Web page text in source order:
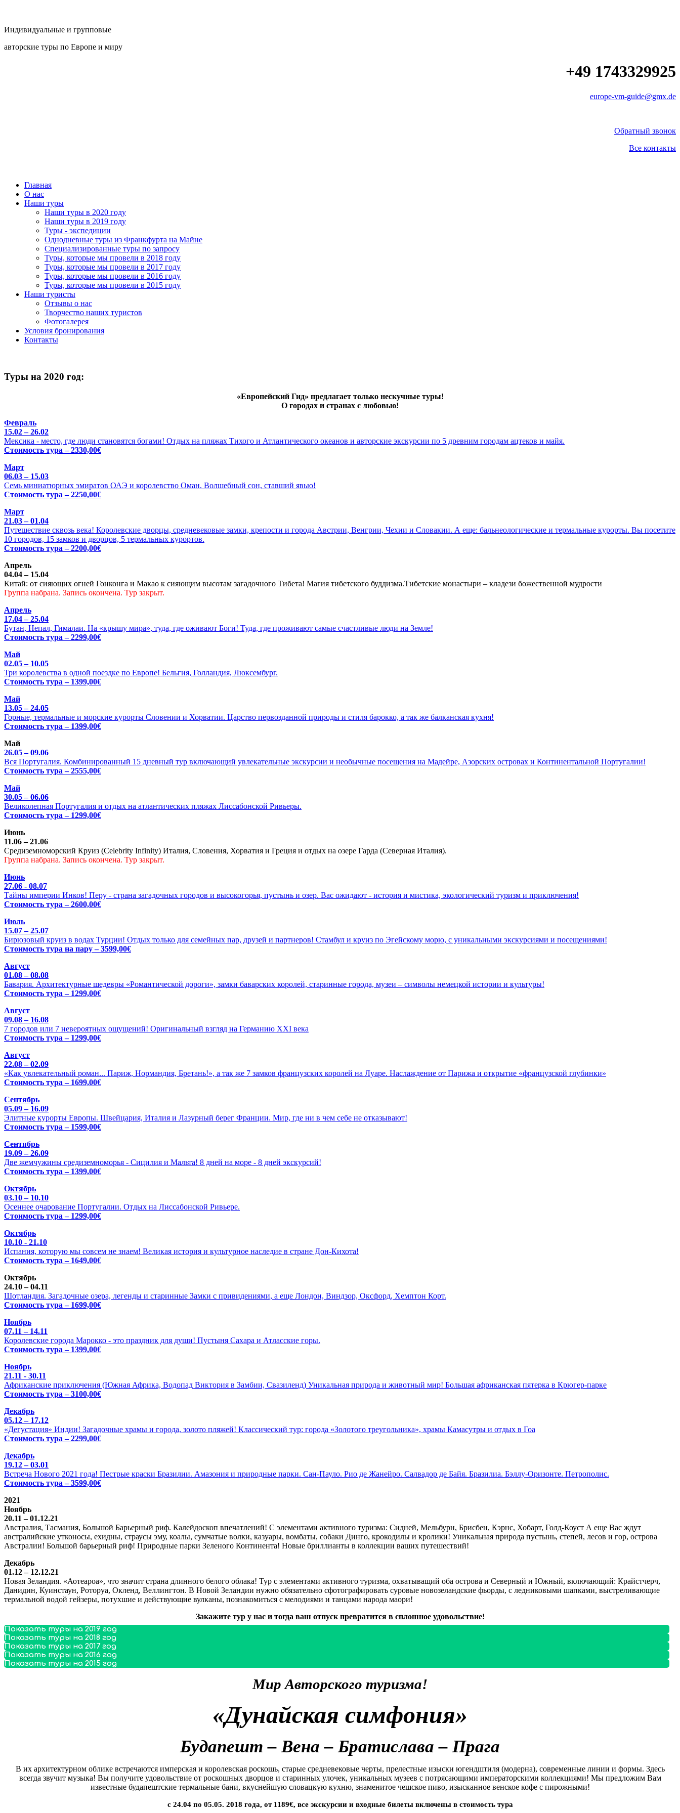
Индивидуальные и групповые
авторские туры по Европе и миру
+49 1743329925
europe-vm-guide@gmx.de
Обратный звонок
Все контакты
Главная
О нас
Наши туры
Наши туры в 2020 году
Наши туры в 2019 году
Туры - экспедиции
Однодневные туры из Франкфурта на Майне
Специализированные туры по запросу
Туры, которые мы провели в 2018 году
Туры, которые мы провели в 2017 году
Туры, которые мы провели в 2016 году
Туры, которые мы провели в 2015 году
Наши туристы
Отзывы о нас
Творчество наших туристов
Фотогалерея
Условия бронирования
Контакты
Туры на 2020 год:
«Европейский Гид» предлагает только нескучные туры!
О городах и странах с любовью!
Февраль
15.02 – 26.02
Мексика - место, где люди становятся богами! Отдых на пляжах Тихого и Атлантического океанов и авторские экскурсии по 5 древним городам ацтеков и майя.
Стоимость тура – 2330,00€
Март
06.03 – 15.03
Семь миниатюрных эмиратов ОАЭ и королевство Оман. Волшебный сон, ставший явью!
Стоимость тура – 2250,00€
Март
21.03 – 01.04
Путешествие сквозь века! Королевские дворцы, средневековые замки, крепости и города Австрии, Венгрии, Чехии и Словакии. А еще: бальнеологические и термальные курорты. Вы посетите
10 городов, 15 замков и дворцов, 5 термальных курортов.
Стоимость тура – 2200,00€
Апрель
04.04 – 15.04
Китай: от сияющих огней Гонконга и Макао к сияющим высотам загадочного Тибета! Магия тибетского буддизма.Тибетские монастыри – кладези божественной мудрости
Группа набрана. Запись окончена. Тур закрыт.
Апрель
17.04 – 25.04
Бутан, Непал, Гималаи. На «крышу мира», туда, где оживают Боги! Туда, где проживают самые счастливые люди на Земле!
Стоимость тура – 2299,00€
Май
02.05 – 10.05
Три королевства в одной поездке по Европе! Бельгия, Голландия, Люксембург.
Стоимость тура – 1399,00€
Май
13.05 – 24.05
Горные, термальные и морские курорты Словении и Хорватии. Царство первозданной природы и стиля барокко, а так же балканская кухня!
Стоимость тура – 1399,00€
Май
26.05 – 09.06
Вся Португалия. Комбинированный 15 дневный тур включающий увлекательные экскурсии и необычные посещения на Мадейре, Азорских островах и Континентальной Португалии!
Стоимость тура – 2555,00€
Май
30.05 – 06.06
Великолепная Португалия и отдых на атлантических пляжах Лиссабонской Ривьеры.
Стоимость тура – 1299,00€
Июнь
11.06 – 21.06
Средиземноморский Круиз (Celebrity Infinity) Италия, Словения, Хорватия и Греция и отдых на озере Гарда (Северная Италия).
Группа набрана. Запись окончена. Тур закрыт.
Июнь
27.06 - 08.07
Тайны империи Инков! Перу - страна загадочных городов и высокогорья, пустынь и озер. Вас ожидают - история и мистика, экологический туризм и приключения!
Стоимость тура – 2600,00€
Июль
15.07 – 25.07
Бирюзовый круиз в водах Турции! Отдых только для семейных пар, друзей и партнеров! Стамбул и круиз по Эгейскому морю, с уникальными экскурсиями и посещениями!
Стоимость тура на пару – 3599,00€
Август
01.08 – 08.08
Бавария. Архитектурные шедевры «Романтической дороги», замки баварских королей, старинные города, музеи – символы немецкой истории и культуры!
Стоимость тура – 1299,00€
Август
09.08 – 16.08
7 городов или 7 невероятных ощущений! Оригинальный взгляд на Германию XXI века
Стоимость тура – 1299,00€
Август
22.08 – 02.09
«Как увлекательный роман... Париж, Нормандия, Бретань!», а так же 7 замков французских королей на Луаре. Наслаждение от Парижа и открытие «французской глубинки»
Стоимость тура – 1699,00€
Сентябрь
05.09 – 16.09
Элитные курорты Европы. Швейцария, Италия и Лазурный берег Франции. Мир, где ни в чем себе не отказывают!
Стоимость тура – 1599,00€
Сентябрь
19.09 – 26.09
Две жемчужины средиземноморья - Сицилия и Мальта! 8 дней на море - 8 дней экскурсий!
Стоимость тура – 1399,00€
Октябрь
03.10 – 10.10
Осеннее очарование Португалии. Отдых на Лиссабонской Ривьере.
Стоимость тура – 1299,00€
Октябрь
10.10 - 21.10
Испания, которую мы совсем не знаем! Великая история и культурное наследие в стране Дон-Кихота!
Стоимость тура – 1649,00€
Октябрь
24.10 – 04.11
Шотландия. Загадочные озера, легенды и старинные Замки с привидениями, а еще Лондон, Виндзор, Оксфорд, Хемптон Корт.
Стоимость тура – 1699,00€
Ноябрь
07.11 – 14.11
Королевские города Марокко - это праздник для души! Пустыня Сахара и Атласские горы.
Стоимость тура – 1399,00€
Ноябрь
21.11 - 30.11
Африканские приключения (Южная Африка, Водопад Виктория в Замбии, Свазиленд) Уникальная природа и животный мир! Большая африканская пятерка в Крюгер-парке
Стоимость тура – 3100,00€
Декабрь
05.12 – 17.12
«Дегустация» Индии! Загадочные храмы и города, золото пляжей! Классический тур: города «Золотого треугольника», храмы Камасутры и отдых в Гоа
Стоимость тура – 2299,00€
Декабрь
19.12 – 03.01
Встреча Нового 2021 года! Пестрые краски Бразилии. Амазония и природные парки. Сан-Пауло. Рио де Жанейро. Салвадор де Байя. Бразилиа. Бэллу-Оризонте. Петрополис.
Стоимость тура – 3599,00€
2021
Ноябрь
20.11 – 01.12.21
Австралия, Тасмания, Большой Барьерный риф. Калейдоскоп впечатлений! С элементами активного туризма: Сидней, Мельбурн, Брисбен, Кэрнс, Хобарт, Голд-Коуст А еще Вас ждут
австралийские утконосы, ехидны, страусы эму, коалы, сумчатые волки, казуары, вомбаты, собаки Динго, крокодилы и кролики! Уникальная природа пустынь, степей, лесов и гор, острова
Австралии! Большой барьерный риф! Природные парки Зеленого Континента! Новые бриллианты в коллекции ваших путешествий!
Декабрь
01.12 – 12.12.21
Новая Зеландия. «Аотеароа», что значит страна длинного белого облака! Тур с элементами активного туризма, охватыващий оба острова и Северный и Южный, включающий: Крайстчерч,
Данидин, Куинстаун, Роторуа, Окленд, Веллингтон. В Новой Зеландии нужно обязательно сфотографировать суровые новозеландские фьорды, с ледниковыми шапками, выстреливающие
термальной водой гейзеры, потухшие и действующие вулканы, познакомиться с мелодиями и танцами народа маори!
Закажите тур у нас и тогда ваш отпуск превратится в сплошное удовольствие!
Показать туры на 2019 год
Показать туры на 2018 год
Показать туры на 2017 год
Показать туры на 2016 год
Показать туры на 2015 год
Мир Авторского туризма!
«Дунайская симфония»
Будапешт – Вена – Братислава – Прага
В их архитектурном облике встречаются имперская и королевская роскошь, старые средневековые черты, прелестные изыски югендштиля (модерна), современные линии и формы. Здесь
всегда звучит музыка! Вы получите удовольствие от роскошных дворцов и старинных улочек, уникальных музеев с потрясающими императорскими коллекциями! Мы предложим Вам
известные будапештские термальные бани, вкуснейшую словацкую кухню, знаменитое чешское пиво, изысканное венское кофе с пирожными!
с 24.04 по 05.05. 2018 года, от 1189€, все экскурсии и входные билеты включены в стоимость тура